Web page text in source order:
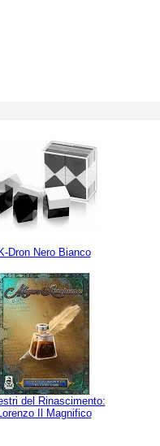
K-Dron Nero Bianco
del Rinascimento:
Il Magnifico